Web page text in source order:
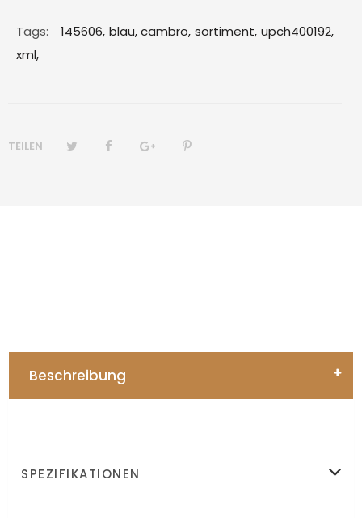
Tags: 145606, blau, cambro, sortiment, upch400192,
xml,
TEILEN
Beschreibung
SPEZIFIKATIONEN